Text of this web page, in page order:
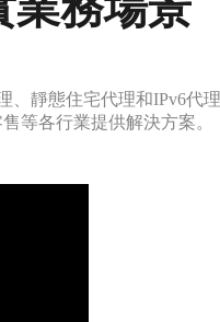
、靜態住宅代理和IPv6代
等各行業提供解決方案。